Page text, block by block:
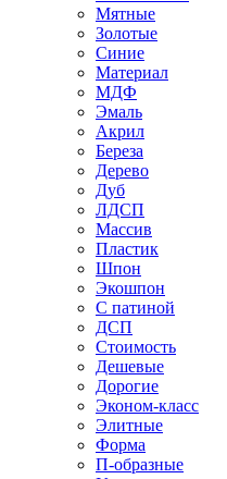
Мятные
Золотые
Синие
Материал
МДФ
Эмаль
Акрил
Береза
Дерево
Дуб
ЛДСП
Массив
Пластик
Шпон
Экошпон
С патиной
ДСП
Стоимость
Дешевые
Дорогие
Эконом-класс
Элитные
Форма
П-образные